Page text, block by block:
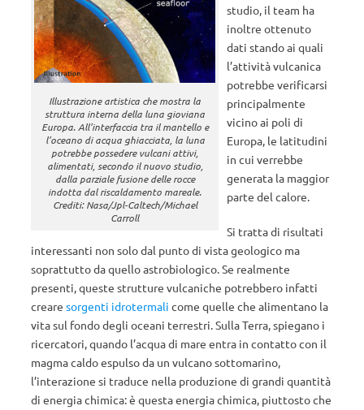
Illustrazione artistica che mostra la
struttura interna della luna gioviana
Europa. All’interfaccia tra il mantello e
l’oceano di acqua ghiacciata, la luna
potrebbe possedere vulcani attivi,
alimentati, secondo il nuovo studio,
dalla parziale fusione delle rocce
indotta dal riscaldamento mareale.
Crediti: Nasa/Jpl-Caltech/Michael
Carroll
studio, il team ha
inoltre ottenuto
dati stando ai quali
l’attività vulcanica
potrebbe verificarsi
principalmente
vicino ai poli di
Europa, le latitudini
in cui verrebbe
generata la maggior
parte del calore.
Si tratta di risultati
interessanti non solo dal punto di vista geologico ma
soprattutto da quello astrobiologico. Se realmente
presenti, queste strutture vulcaniche potrebbero infatti
creare sorgenti idrotermali come quelle che alimentano la
vita sul fondo degli oceani terrestri. Sulla Terra, spiegano i
ricercatori, quando l’acqua di mare entra in contatto con il
magma caldo espulso da un vulcano sottomarino,
l’interazione si traduce nella produzione di grandi quantità
di energia chimica: è questa energia chimica, piuttosto che